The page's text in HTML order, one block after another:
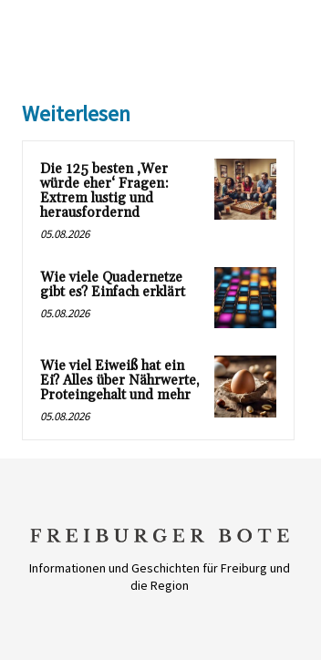
Weiterlesen
Die 125 besten ‚Wer
würde eher‘ Fragen:
Extrem lustig und
herausfordernd
05.08.2026
Wie viele Quadernetze
gibt es? Einfach erklärt
05.08.2026
Wie viel Eiweiß hat ein
Ei? Alles über Nährwerte,
Proteingehalt und mehr
05.08.2026
Informationen und Geschichten für Freiburg und
die Region